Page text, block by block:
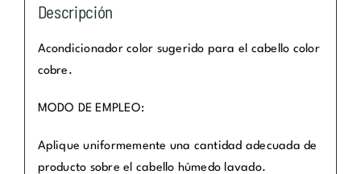
Descripción
Acondicionador color sugerido para el cabello color
cobre.
MODO DE EMPLEO:
Aplique uniformemente una cantidad adecuada de
producto sobre el cabello húmedo lavado.